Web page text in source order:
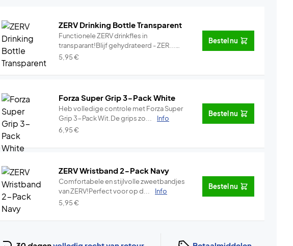
ZERV Drinking Bottle Transparent
Functionele ZERV drinkfles in
transparant!Blijf gehydrateerd - ZER...
Info
5,95€
Bestel nu
Forza Super Grip 3-Pack White
Heb volledige controle met Forza Super
Grip 3-Pack Wit.De grips zo...
Info
6,95€
Bestel nu
ZERV Wristband 2-Pack Navy
Comfortabele en stijlvolle zweetbandjes
van ZERV!Perfect voor op d...
Info
5,95€
Bestel nu